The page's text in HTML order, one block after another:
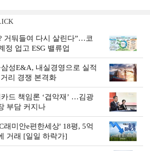
거둬들여 다시 살린다”…코
정 업고 ESG 밸류업
삼성E&A, 내실경영으로 실적
리 경쟁 본격화
카드 책임론 ‘겹악재’ …김광
부담 커지나
래미안e편한세상' 18평, 5억
거래 [일일 하락가]